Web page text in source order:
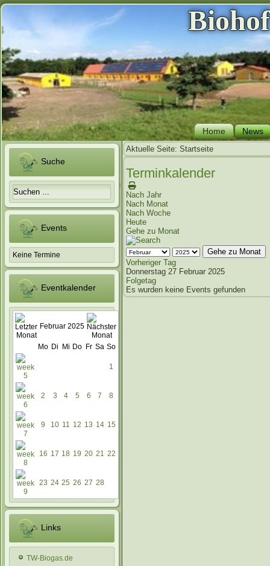
Home News
Suche
Events
Keine Termine
Eventkalender
Februar 2025
Mo Di Mi Do Fr Sa So
1
2 3 4 5 6 7 8
9 10 11 12 13 14 15
16 17 18 19 20 21 22
23 24 25 26 27 28
Links
TW-Biogas.de
Aktuelle Seite: Startseite
Terminkalender
Nach Jahr
Nach Monat
Nach Woche
Heute
Gehe zu Monat
Gehe zu Monat
Vorheriger Tag
Donnerstag 27 Februar 2025
Folgetag
Es wurden keine Events gefunden